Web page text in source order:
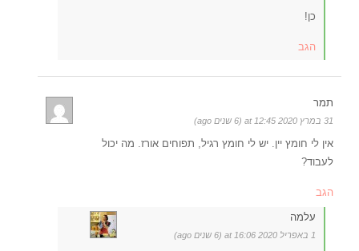
כן!
הגב
תמר
31 במרץ 2020 at 12:45 (6 שנים ago)
אין לי חומץ יין. יש לי חומץ רגיל, תפוחים אורז. מה יכול
לעבוד?
הגב
עלמה
1 באפריל 2020 at 16:06 (6 שנים ago)